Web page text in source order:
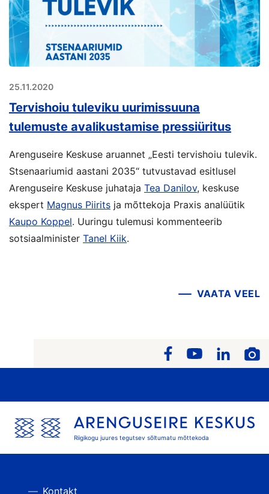
25.11.2020
Tervishoiu tuleviku uurimissuuna
tulemuste avalikustamise pressiüritus
Arenguseire Keskuse aruannet „Eesti tervishoiu tulevik.
Stsenaariumid aastani 2035“ tutvustavad esitlusel
Arenguseire Keskuse juhataja Tea Danilov, keskuse
ekspert Magnus Piirits ja mõttekoja Praxis analüütik
Kaupo Koppel. Uuringu tulemusi kommenteerib
sotsiaalminister Tanel Kiik.
VAATA VEEL
Riigikogu juures tegutsev sõltumatu mõttekoda
Kontakt